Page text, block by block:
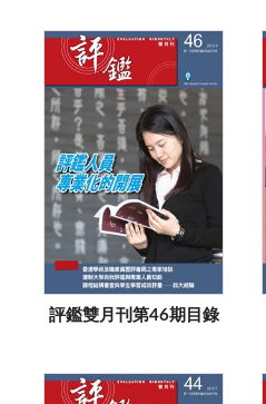
評鑑雙月刊第46期目錄